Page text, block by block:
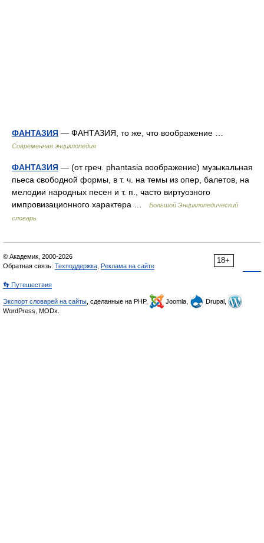
ФАНТАЗИЯ — ФАНТАЗИЯ, то же, что воображение …
Современная энциклопедия
ФАНТАЗИЯ — (от греч. phantasia воображение) музыкальная
пьеса свободной формы, в т. ч. на темы из опер, балетов, на
мелодии народных песен и т. п., часто виртуозного
импровизационного характера …
Большой Энциклопедический
словарь
18+
© Академик, 2000-2026
Обратная связь: Техподдержка Реклама на сайте
👣 Путешествия
Экспорт словарей на сайты , сделанные на PHP, Joomla,
Drupal,
WordPress, MODx.